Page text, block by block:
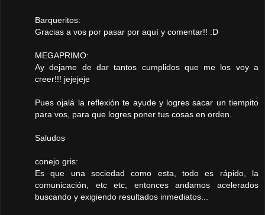
Barqueritos:
Gracias a vos por pasar por aquí y comentar!! :D
MEGAPRIMO:
Ay dejame de dar tantos cumplidos que me los voy a
creer!!! jejejeje
Pues ojalá la reflexión te ayude y logres sacar un tiempito
para vos, para que logres poner tus cosas en orden.
Saludos
conejo gris:
Es que una sociedad como esta, todo es rápido, la
comunicación, etc etc, entonces andamos acelerados
buscando y exigiendo resultados inmediatos...